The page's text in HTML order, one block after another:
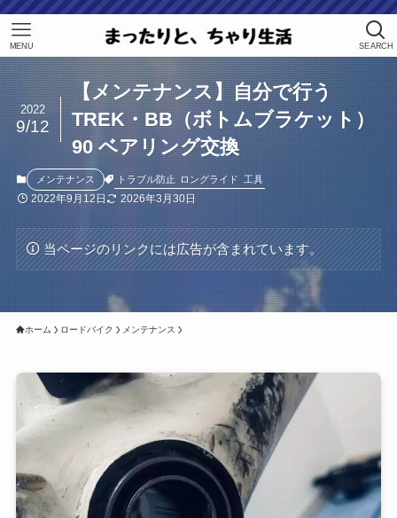
SEARCH
MENU
【メンテナンス】自分で行う
TREK・BB（ボトムブラケット）
90 ベアリング交換
2022
9/12
メンテナンス トラブル防止 ロングライド 工具
2022年9月12日 2026年3月30日
当ページのリンクには広告が含まれています。
ホーム ロードバイク メンテナンス